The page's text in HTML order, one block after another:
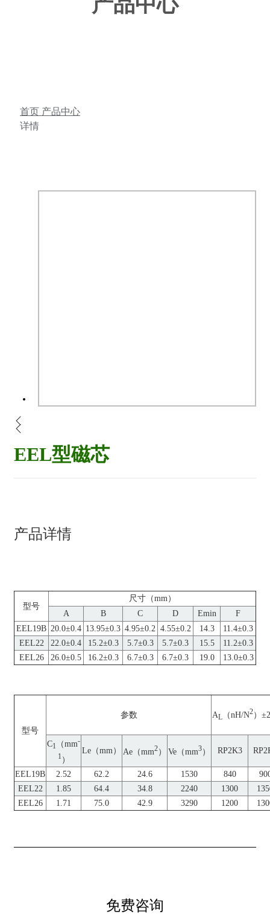
首页 产品中心
详情
EEL型磁芯
产品详情
型号
尺寸（mm）
A
B C D Emin
F
EEL19B 20.0±0.4 13.95±0.3 4.95±0.2 4.55±0.2 14.3
11.4±0.3
EEL22
22.0±0.4 15.2±0.3 5.7±0.3 5.7±0.3 15.5
11.2±0.3
EEL26
26.0±0.5 16.2±0.3 6.7±0.3 6.7±0.3 19.0 13.0±0.3
型号
参数 AL （nH/N2）
C1 （mm-
1 ）
Le（mm） Ae（mm2） Ve（mm3） RP2K3
EEL19B 2.52 62.2 24.6 1530 840
EEL22
1.85 64.4 34.8 2240 1300
EEL26
1.71 75.0 42.9 3290 1200
免费咨询